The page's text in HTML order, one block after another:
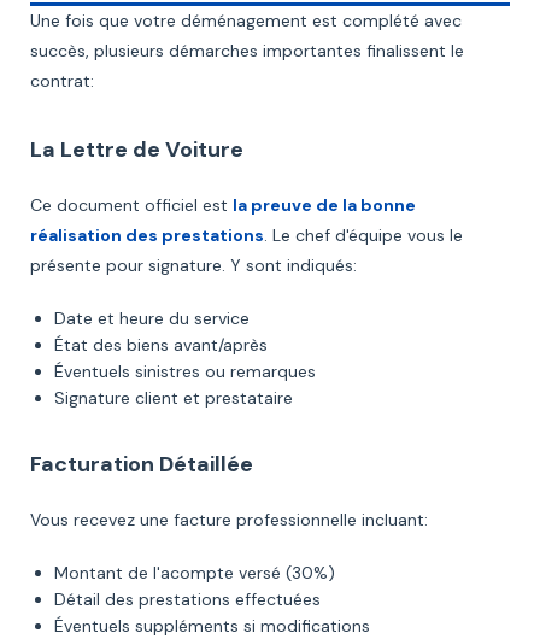
Une fois que votre déménagement est complété avec
succès, plusieurs démarches importantes finalissent le
contrat:
La Lettre de Voiture
Ce document officiel est la preuve de la bonne
réalisation des prestations. Le chef d'équipe vous le
présente pour signature. Y sont indiqués:
Date et heure du service
État des biens avant/après
Éventuels sinistres ou remarques
Signature client et prestataire
Facturation Détaillée
Vous recevez une facture professionnelle incluant:
Montant de l'acompte versé (30%)
Détail des prestations effectuées
Éventuels suppléments si modifications